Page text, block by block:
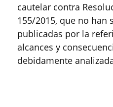
cautelar contra
155/2015, que no han
publicadas por la
alcances y
debidamente